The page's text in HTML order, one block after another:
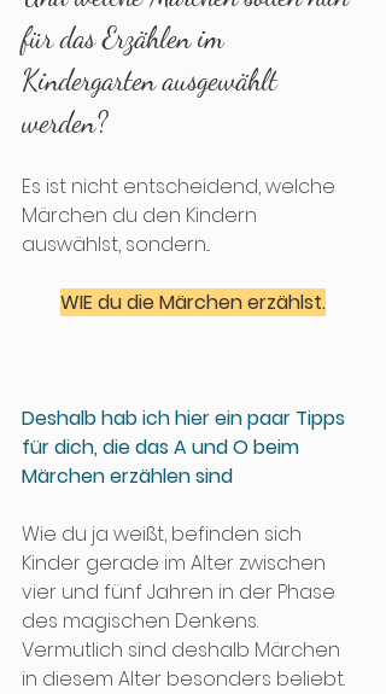
für das Erzählen im
Kindergarten ausgewählt
werden?
Es ist nicht entscheidend, welche
Märchen du den Kindern
auswählst, sondern...
WIE du die Märchen erzählst.
Deshalb hab ich hier ein paar Tipps
für dich, die das A und O beim
Märchen erzählen sind
Wie du ja weißt, befinden sich
Kinder gerade im Alter zwischen
vier und fünf Jahren in der Phase
des magischen Denkens.
Vermutlich sind deshalb Märchen
in diesem Alter besonders beliebt.